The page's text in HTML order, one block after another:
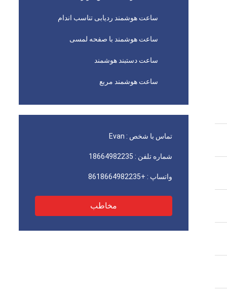
ساعت هوشمند ردیابی تناسب اندام
ساعت هوشمند با صفحه لمسی
ساعت دستبند هوشمند
ساعت هوشمند مربع
تماس با شخص : Evan
شماره تلفن : 18664982235
واتساپ : +8618664982235
مخاطب